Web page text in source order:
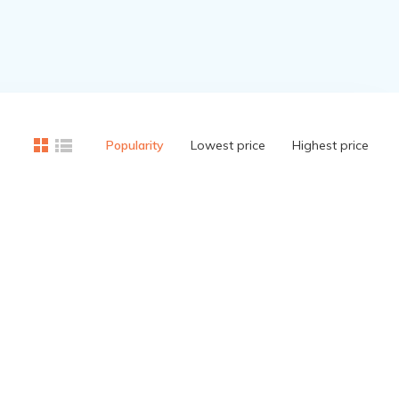
Popularity Lowest price Highest price